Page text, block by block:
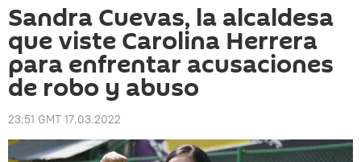
Sandra Cuevas, la alcaldesa
que viste Carolina Herrera
para enfrentar acusaciones
de robo y abuso
23:51 GMT 17.03.2022